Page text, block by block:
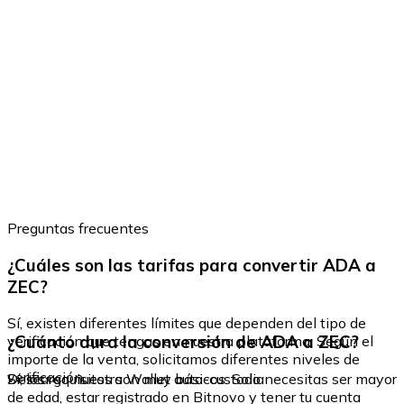
Preguntas frecuentes
¿Cuáles son las tarifas para convertir ADA a
ZEC?
Sí, existen diferentes límites que dependen del tipo de
verificación que tengas en nuestra plataforma. Según el
importe de la venta, solicitamos diferentes niveles de
verificación.
¿Cuánto dura la conversión de ADA a ZEC?
Sí, los requisitos son muy básicos. Solo necesitas ser mayor
de edad, estar registrado en Bitnovo y tener tu cuenta
Descarga nuestra Wallet auto-custodia